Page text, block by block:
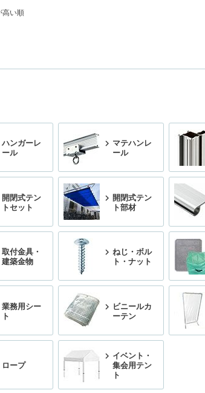
高い順
ハンガーレ
ール
マテハンレ
ール
開閉式テン
トセット
開閉式テン
ト部材
取付金具・
建築金物
ねじ・ボル
ト・ナット
業務用シー
ト
ビニールカ
ーテン
ロープ
イベント・
集会用テン
ト